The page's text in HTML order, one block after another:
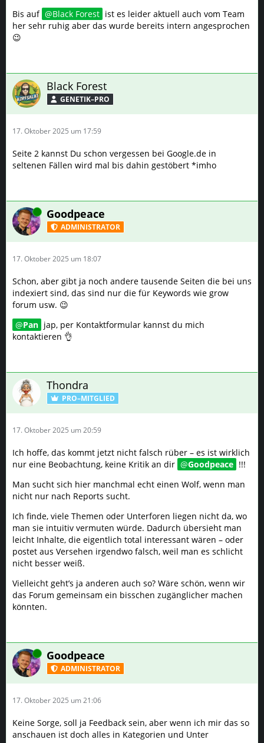
Bis auf
Black Forest ist es leider aktuell auch vom Team
her sehr ruhig aber das wurde bereits intern angesprochen
😉
Black Forest
GENETIK–PRO
17. Oktober 2025 um 17:59
Seite 2 kannst Du schon vergessen bei Google.de in
seltenen Fällen wird mal bis dahin gestöbert *imho
Online Goodpeace
ADMINISTRATOR
17. Oktober 2025 um 18:07
Schon, aber gibt ja noch andere tausende Seiten die bei uns
indexiert sind, das sind nur die für Keywords wie grow
forum usw. 😉
Pan jap, per Kontaktformular kannst du mich
kontaktieren 👌
Thondra
PRO–MITGLIED
17. Oktober 2025 um 20:59
Ich hoffe, das kommt jetzt nicht falsch rüber – es ist wirklich
nur eine Beobachtung, keine Kritik an dir
Goodpeace !!!
Man sucht sich hier manchmal echt einen Wolf, wenn man
nicht nur nach Reports sucht.
Ich finde, viele Themen oder Unterforen liegen nicht da, wo
man sie intuitiv vermuten würde. Dadurch übersieht man
leicht Inhalte, die eigentlich total interessant wären – oder
postet aus Versehen irgendwo falsch, weil man es schlicht
nicht besser weiß.
Vielleicht geht’s ja anderen auch so? Wäre schön, wenn wir
das Forum gemeinsam ein bisschen zugänglicher machen
könnten.
Online Goodpeace
ADMINISTRATOR
17. Oktober 2025 um 21:06
Keine Sorge, soll ja Feedback sein, aber wenn ich mir das so
anschauen ist doch alles in Kategorien und Unter